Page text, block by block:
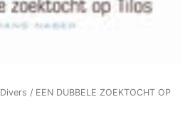
Divers / EEN DUBBELE ZOEKTOCHT OP